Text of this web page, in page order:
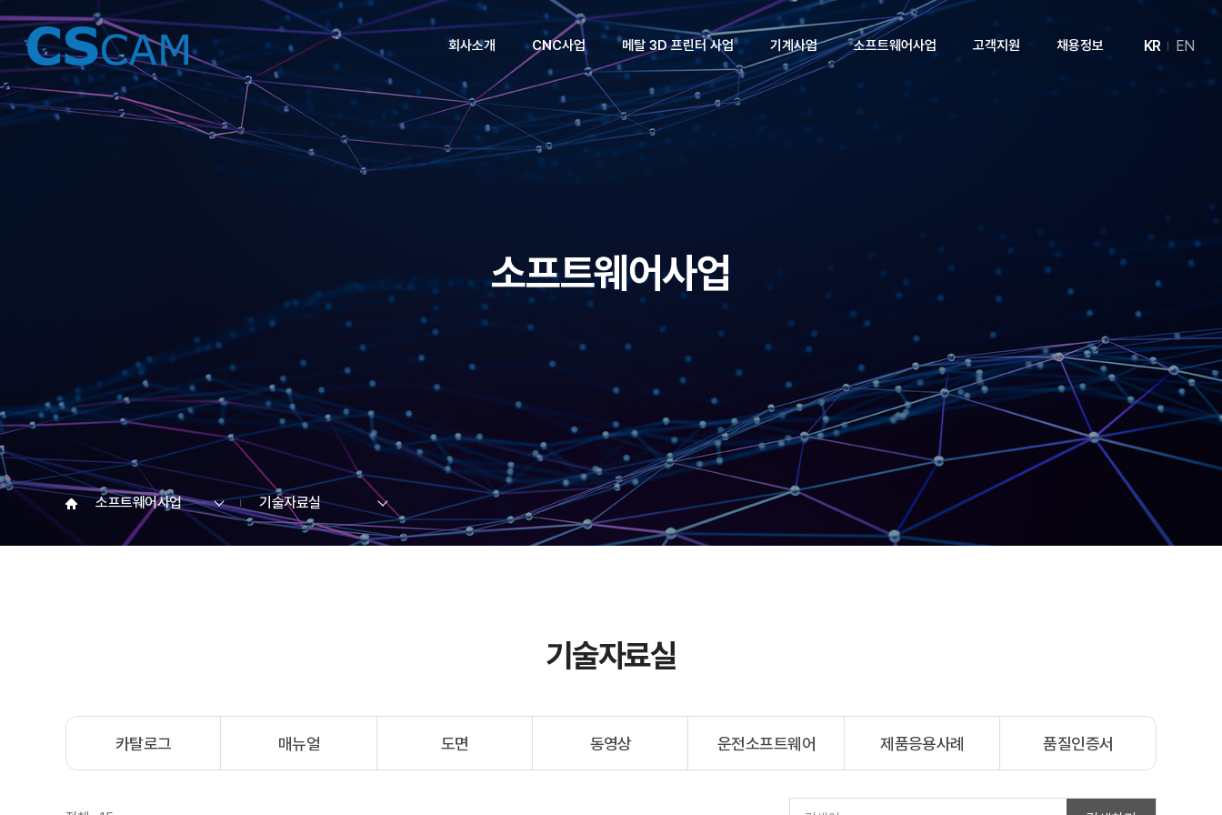
회사소개
회사소개
CEO인사말
핵심기술/
산업체파트너
찾아오시는길
CNC사업
제품소개
기술자료실
메탈 3D 프린터 사업
제품소개
기계사업
제품소개
소프트웨어사업 고객지원
A/S문의
기술문의
채용정보 KR EN
소프트웨어사업
소프트웨어사업 기술자료실
기술자료실
카탈로그 매뉴얼 도면 동영상 운전소프트웨어 제품응용사례 품질인증서